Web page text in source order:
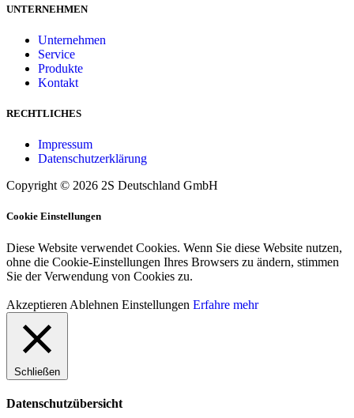
UNTERNEHMEN
Unternehmen
Service
Produkte
Kontakt
RECHTLICHES
Impressum
Datenschutzerklärung
Copyright © 2026 2S Deutschland GmbH
Cookie Einstellungen
Diese Website verwendet Cookies. Wenn Sie diese Website nutzen,
ohne die Cookie-Einstellungen Ihres Browsers zu ändern, stimmen
Sie der Verwendung von Cookies zu.
Akzeptieren Ablehnen Einstellungen Erfahre mehr
Schließen
Datenschutzübersicht